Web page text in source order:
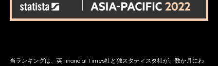
当ランキングは、英Financial Times社と独スタティスタ社が、数か月にわ